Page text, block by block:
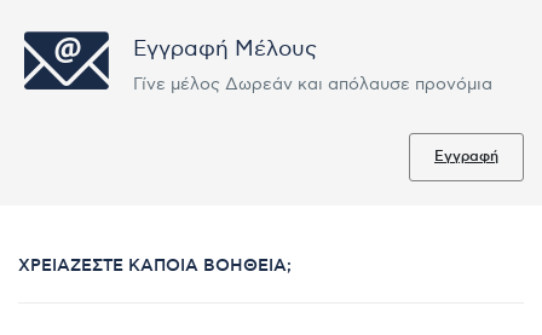
Εγγραφή Μέλους
Γίνε μέλος Δωρεάν και απόλαυσε προνόμια
Εγγραφή
ΧΡΕΙΆΖΕΣΤΕ ΚΆΠΟΙΑ ΒΟΉΘΕΙΑ;